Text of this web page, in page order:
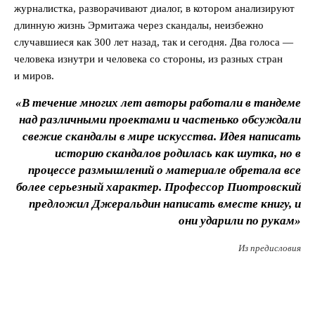
журналистка, разворачивают диалог, в котором анализируют
длинную жизнь Эрмитажа через скандалы, неизбежно
случавшиеся как 300 лет назад, так и сегодня. Два голоса —
человека изнутри и человека со стороны, из разных стран
и миров.
«В течение многих лет авторы работали в тандеме
над различными проектами и частенько обсуждали
свежие скандалы в мире искусства. Идея написать
историю скандалов родилась как шутка, но в
процессе размышлений о материале обретала все
более серьезный характер. Профессор Пиотровский
предложил Джеральдин написать вместе книгу, и
они ударили по рукам»
Из предисловия